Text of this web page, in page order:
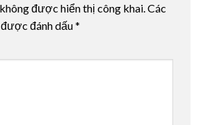
được hiển thị công khai. Các
đánh dấu*